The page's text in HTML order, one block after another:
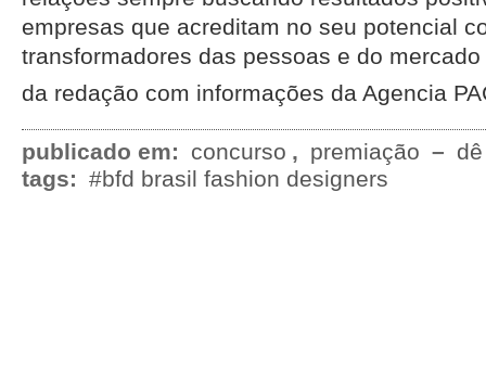
empresas que acreditam no seu potencial
transformadores das pessoas e do
da redação com informações da Agencia
publicado em: concurso , premiação –
tags: #bfd brasil fashion designers